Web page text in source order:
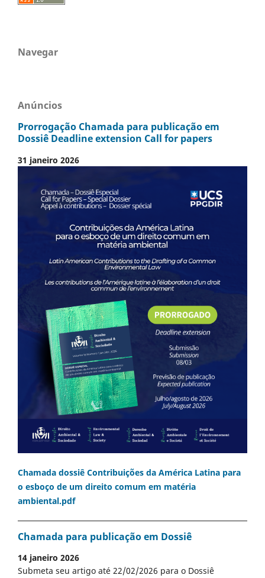
Navegar
Anúncios
Prorrogação Chamada para publicação em
Dossiê Deadline extension Call for papers
31 janeiro 2026
Chamada dossiê Contribuições da América Latina para
o esboço de um direito comum em matéria
ambiental.pdf
Chamada para publicação em Dossiê
14 janeiro 2026
Submeta seu artigo até 22/02/2026 para o Dossiê